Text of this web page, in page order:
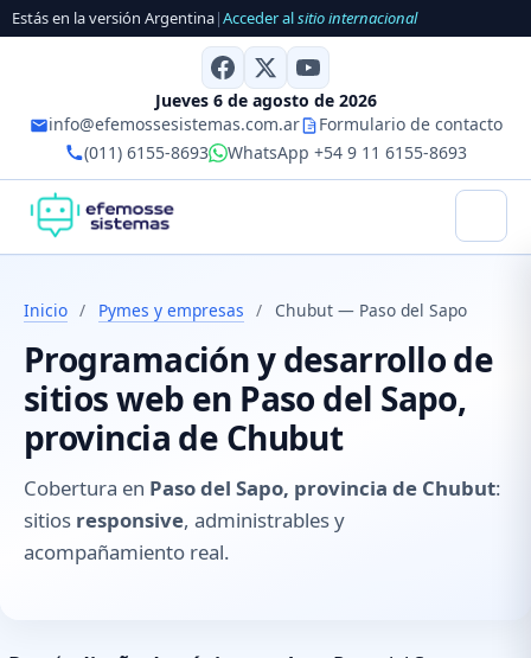
Estás en la versión Argentina|Acceder alsitio internacional
Jueves 6 de agosto de 2026
info@efemossesistemas.com.ar
Formulario de contacto
(011) 6155-8693
WhatsApp +54 9 11 6155-8693
Inicio / Pymes y empresas / Chubut — Paso del Sapo
Programación y desarrollo de
sitios web en Paso del Sapo,
provincia de Chubut
Cobertura en Paso del Sapo, provincia de Chubut:
sitios responsive, administrables y
acompañamiento real.